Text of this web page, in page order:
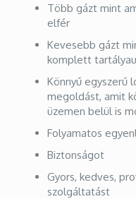
Több gázt mint
elfér
Kevesebb gázt
komplett
Könnyű egyszerű
megoldást, amit
üzemen belül is
Folyamatos
Biztonságot
Gyors, kedves,
szolgáltatást